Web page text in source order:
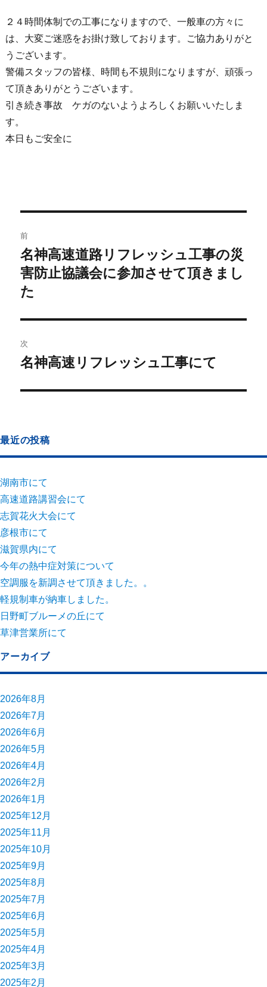
２４時間体制での工事になりますので、一般車の方々に
は、大変ご迷惑をお掛け致しております。ご協力ありがと
うございます。
警備スタッフの皆様、時間も不規則になりますが、頑張っ
て頂きありがとうございます。
引き続き事故 ケガのないようよろしくお願いいたしま
す。
本日もご安全に
前
名神高速道路リフレッシュ工事の災
害防止協議会に参加させて頂きまし
た
次
名神高速リフレッシュ工事にて
最近の投稿
湖南市にて
高速道路講習会にて
志賀花火大会にて
彦根市にて
滋賀県内にて
今年の熱中症対策について
空調服を新調させて頂きました。。
軽規制車が納車しました。
日野町ブルーメの丘にて
草津営業所にて
アーカイブ
2026年8月
2026年7月
2026年6月
2026年5月
2026年4月
2026年2月
2026年1月
2025年12月
2025年11月
2025年10月
2025年9月
2025年8月
2025年7月
2025年6月
2025年5月
2025年4月
2025年3月
2025年2月